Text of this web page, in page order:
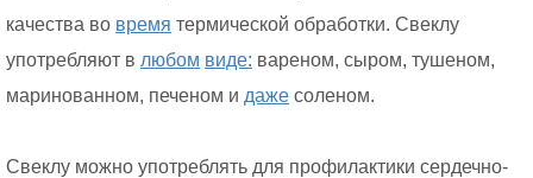
качества во время термической обработки. Свеклу
употребляют в любом виде: вареном, сыром, тушеном,
маринованном, печеном и даже соленом.
Свеклу можно употреблять для профилактики сердечно-